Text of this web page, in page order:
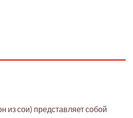
из сои) представляет собой